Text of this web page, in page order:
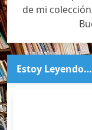
de mi
Estoy